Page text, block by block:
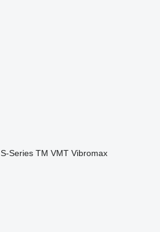
S-Series TM VMT Vibromax